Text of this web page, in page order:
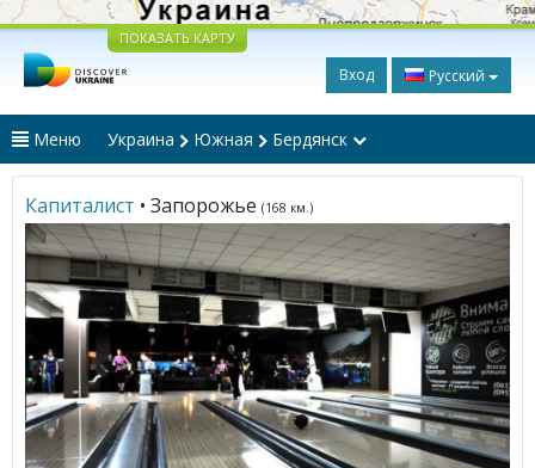
ПОКАЗАТЬ КАРТУ
Вход Русский
Меню Украина Южная Бердянск
Капиталист • Запорожье (168 км.)